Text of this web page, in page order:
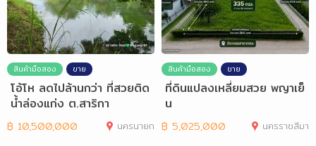
สินค้ามือสอง ขาย
โอ้โห ลดไปล้านกว่า ที่สวยติด
น้ำล่องแก่ง ต.สาริกา
฿ 10,500,000 นครนายก
สินค้ามือสอง ขาย
ที่ดินแปลงเหลี่ยมสวย พญาเย็
น
฿ 5,025,000 นครราชสีมา